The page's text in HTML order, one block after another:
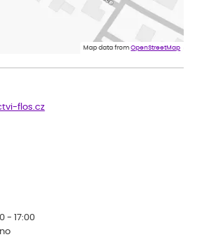
bylo v pořádku, žádný problém. Jen jsem byla
jedné kytky, která nebyla v nejlepší kondici a i
Map data fromOpenStreetMap
flos.cz
- 17:00